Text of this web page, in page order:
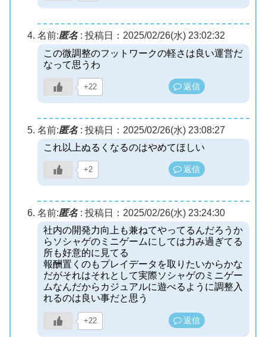
名前:匿名: 投稿日：2025/02/26(水) 23:02:32
この微調整のフットワークの軽さは良い運営だ
なって思うわ
+22 返信
名前:匿名: 投稿日：2025/02/26(水) 23:08:27
これ以上ぬるくなるのはやめてほしい
+2 返信
名前:匿名: 投稿日：2025/02/26(水) 23:24:30
社内の開発力向上も兼ねてやってるんだろうか
らソシャゲのミニゲームにしては力み過ぎてる
所も好意的に見てる
報酬置くのもプレイデータを取りたいからかな
だがそれはそれとして実際ソシャゲのミニゲー
ムなんだからカジュアルに遊べるように調整入
れるのは良い事だと思う
+22 返信